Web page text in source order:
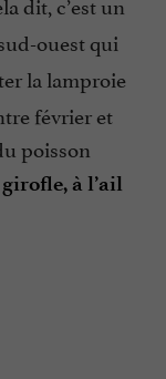
ouest qui
la lamproie
février et
poisson
à l’ail